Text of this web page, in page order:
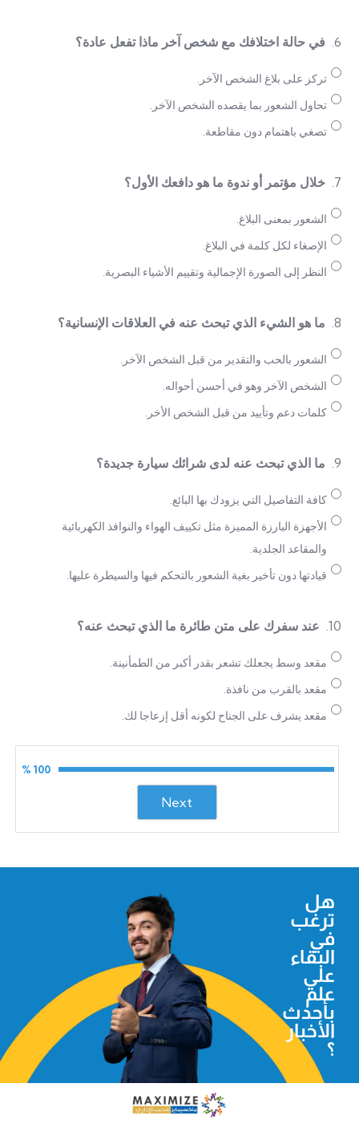
6. في حالة اختلافك مع شخص آخر ماذا تفعل عادة؟
تركز على بلاغ الشخص الآخر.
تحاول الشعور بما يقصده الشخص الآخر.
تصغي باهتمام دون مقاطعة.
7. خلال مؤتمر أو ندوة ما هو دافعك الأول؟
الشعور بمعنى البلاغ.
الإصغاء لكل كلمة في البلاغ.
النظر إلى الصورة الإجمالية وتقييم الأشياء البصرية.
8. ما هو الشيء الذي تبحث عنه في العلاقات الإنسانية؟
الشعور بالحب والتقدير من قبل الشخص الآخر.
الشخص الآخر وهو في أحسن أحواله.
كلمات دعم وتأييد من قبل الشخص الأخر.
9. ما الذي تبحث عنه لدى شرائك سيارة جديدة؟
كافة التفاصيل التي يزودك بها البائع.
الأجهزة البارزة المميزة مثل تكييف الهواء والنوافذ الكهربائية
والمقاعد الجلدية.
قيادتها دون تأخير بغية الشعور بالتحكم فيها والسيطرة عليها.
10. عند سفرك على متن طائرة ما الذي تبحث عنه؟
مقعد وسط يجعلك تشعر بقدر أكبر من الطمأنينة.
مقعد بالقرب من نافذة.
مقعد يشرف على الجناح لكونه أقل إزعاجا لك.
100 %
Next
هل
ترغب
في
البقاء
علي
علم
بأحدث
الأخبار
؟